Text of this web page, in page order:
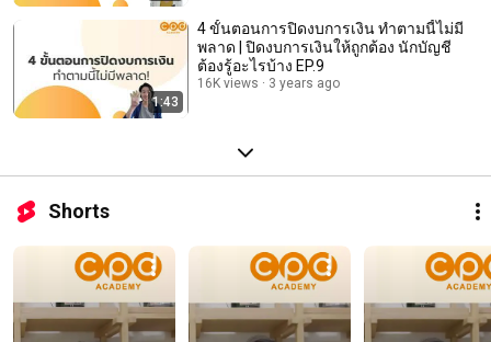
1:43
4 ขั้นตอนการปิดงบการเงิน ทำตามนี้ไม่มี
พลาด | ปิดงบการเงินให้ถูกต้อง นักบัญชี
ต้องรู้อะไรบ้าง EP.9
16K views 3 years ago
Shorts